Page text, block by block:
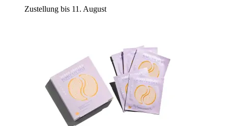
Zustellung bis 11. August